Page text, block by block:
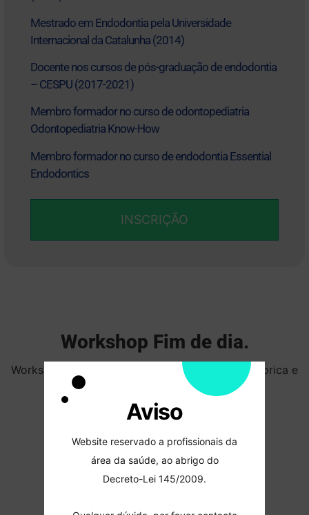
Mestrado em Endodontia pela Universidade
Internacional da Catalunha (2014)
Docente nos cursos de pós-graduação de endodontia
– CESPU (2017-2021)
Membro formador no curso de odontopediatria
Odontopediatria Know-How
Membro formador no curso de endodontia Essential
Endodontics
INSCRIÇÃO
Workshop Fim de dia.
Workshop de fim de dia, composto por parte teorica e
parte prática.
Aviso
Website reservado a profissionais da
área da saúde, ao abrigo do
Decreto-Lei 145/2009.